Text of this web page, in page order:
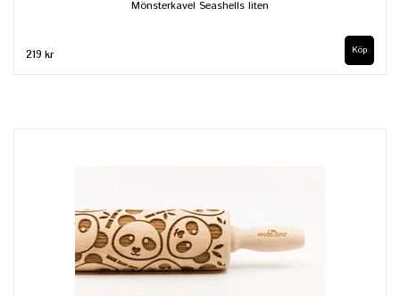
Mönsterkavel Seashells liten
219 kr